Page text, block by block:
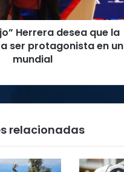
Herrera desea que la
ser protagonista en un
mundial
relacionadas